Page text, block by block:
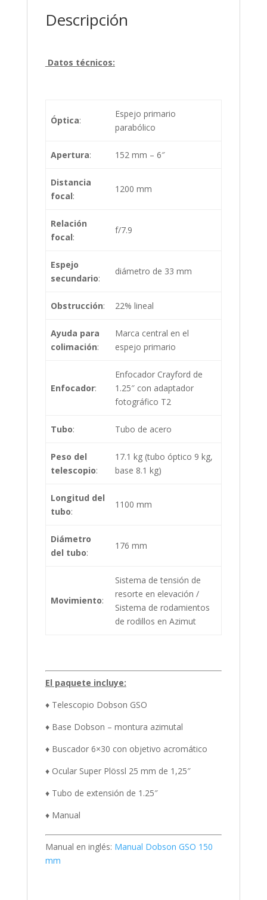
Descripción
Datos técnicos:
Óptica:
Espejo primario
parabólico
Apertura: 152 mm – 6″
Distancia
focal:
1200 mm
Relación
focal:
f/7.9
Espejo
secundario:
diámetro de 33 mm
Obstrucción: 22% lineal
Ayuda para
colimación:
Marca central en el
espejo primario
Enfocador:
Enfocador Crayford de
1.25″ con adaptador
fotográfico T2
Tubo: Tubo de acero
Peso del
telescopio:
17.1 kg (tubo óptico 9 kg,
base 8.1 kg)
Longitud del
tubo:
1100 mm
Diámetro
del tubo:
176 mm
Movimiento:
Sistema de tensión de
resorte en elevación /
Sistema de rodamientos
de rodillos en Azimut
El paquete incluye:
♦ Telescopio Dobson GSO
♦ Base Dobson – montura azimutal
♦ Buscador 6×30 con objetivo acromático
♦ Ocular Super Plössl 25 mm de 1,25″
♦ Tubo de extensión de 1.25″
♦ Manual
Manual en inglés: Manual Dobson GSO 150
mm